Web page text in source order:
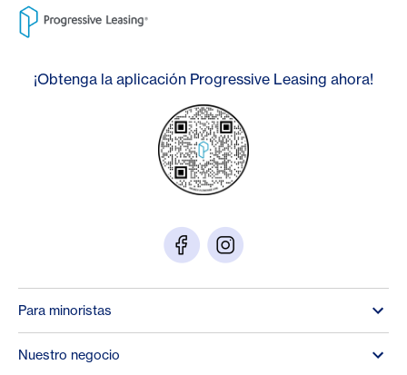
¡Obtenga la aplicación Progressive Leasing ahora!
Para minoristas
Nuestro negocio